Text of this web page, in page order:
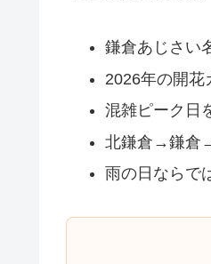
鎌倉あじさい
2026年の開花
混雑ピーク日
北鎌倉→鎌倉→
雨の日ならで